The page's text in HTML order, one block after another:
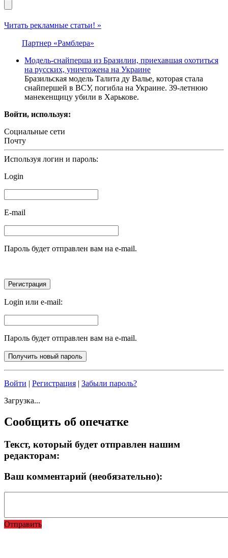
Читать рекламные статьи! »
Партнер «Рамблера»
Модель-снайперша из Бразилии, приехавшая охотиться
на русских, уничтожена на Украине
Бразильская модель Талита ду Валье, которая стала
снайпершей в ВСУ, погибла на Украине. 39-летнюю
манекенщицу убили в Харькове.
Войти, используя:
Социальные сети
Почту
Используя логин и пароль:
Login
E-mail
Пароль будет отправлен вам на e-mail.
Login или e-mail:
Пароль будет отправлен вам на e-mail.
Войти | Регистрация | Забыли пароль?
Загрузка...
Сообщить об опечатке
Текст, который будет отправлен нашим
редакторам:
Ваш комментарий (необязательно):
Отправить